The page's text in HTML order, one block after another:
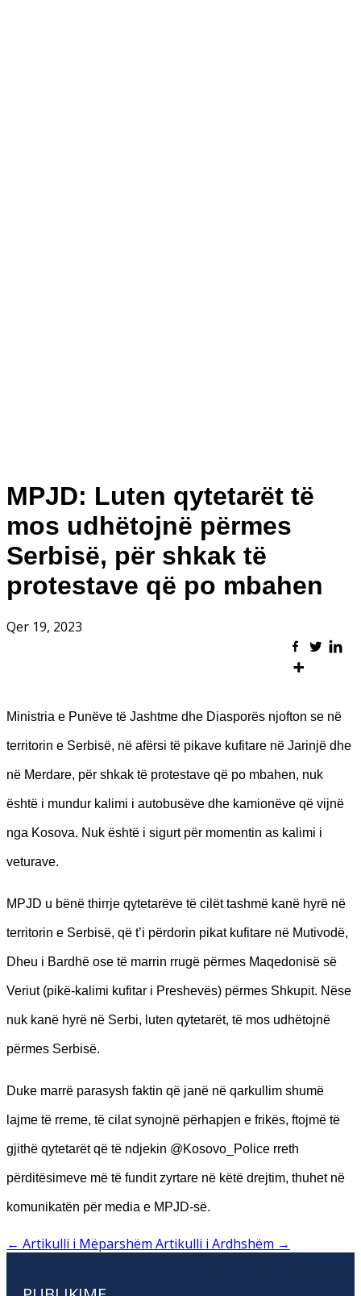
MPJD: Luten qytetarët të
mos udhëtojnë përmes
Serbisë, për shkak të
protestave që po mbahen
Qer 19, 2023
Ministria e Punëve të Jashtme dhe Diasporës njofton se në
territorin e Serbisë, në afërsi të pikave kufitare në Jarinjë dhe
në Merdare, për shkak të protestave që po mbahen, nuk
është i mundur kalimi i autobusëve dhe kamionëve që vijnë
nga Kosova. Nuk është i sigurt për momentin as kalimi i
veturave.
MPJD u bënë thirrje qytetarëve të cilët tashmë kanë hyrë në
territorin e Serbisë, që t’i përdorin pikat kufitare në Mutivodë,
Dheu i Bardhë ose të marrin rrugë përmes Maqedonisë së
Veriut (pikë-kalimi kufitar i Preshevës) përmes Shkupit. Nëse
nuk kanë hyrë në Serbi, luten qytetarët, të mos udhëtojnë
përmes Serbisë.
Duke marrë parasysh faktin që janë në qarkullim shumë
lajme të rreme, të cilat synojnë përhapjen e frikës, ftojmë të
gjithë qytetarët që të ndjekin @Kosovo_Police rreth
përditësimeve më të fundit zyrtare në këtë drejtim, thuhet në
komunikatën për media e MPJD-së.
← Artikulli i Mëparshëm Artikulli i Ardhshëm →